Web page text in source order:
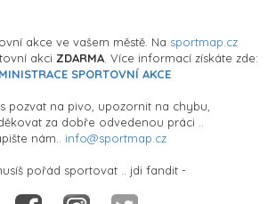
akce ve vašem městě. Na sportmap.cz
akci ZDARMA . Více informací získáte zde:
SPORTOVNÍ AKCE
pozvat na pivo, upozornit na chybu,
za dobře odvedenou práci ..
nám.. info@sportmap.cz
pořád sportovat .. jdi fandit -